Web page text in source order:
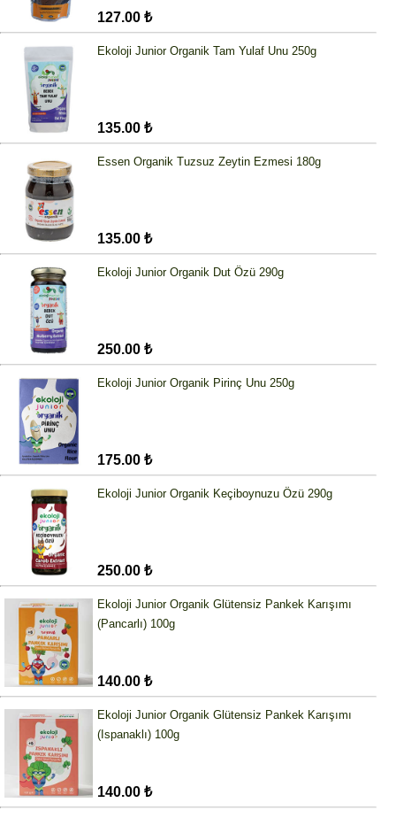
127.00 ₺
Ekoloji Junior Organik Tam Yulaf Unu 250g
135.00 ₺
Essen Organik Tuzsuz Zeytin Ezmesi 180g
135.00 ₺
Ekoloji Junior Organik Dut Özü 290g
250.00 ₺
Ekoloji Junior Organik Pirinç Unu 250g
175.00 ₺
Ekoloji Junior Organik Keçiboynuzu Özü 290g
250.00 ₺
Ekoloji Junior Organik Glütensiz Pankek Karışımı
(Pancarlı) 100g
140.00 ₺
Ekoloji Junior Organik Glütensiz Pankek Karışımı
(Ispanaklı) 100g
140.00 ₺